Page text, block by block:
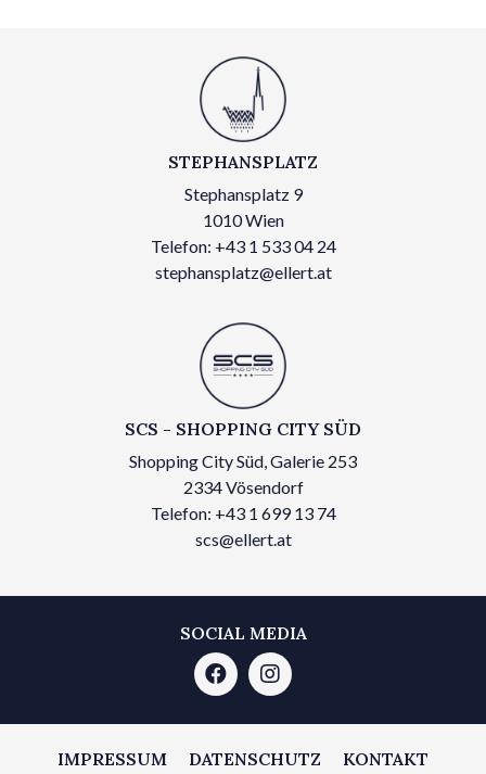
STEPHANSPLATZ
Stephansplatz 9
1010 Wien
Telefon: +43 1 533 04 24
stephansplatz@ellert.at
SCS - SHOPPING CITY SÜD
Shopping City Süd, Galerie 253
2334 Vösendorf
Telefon: +43 1 699 13 74
scs@ellert.at
SOCIAL MEDIA
IMPRESSUM DATENSCHUTZ KONTAKT